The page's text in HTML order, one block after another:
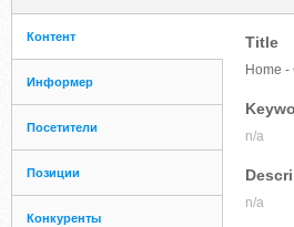
Контент
Информер
Посетители
Позиции
Конкуренты
Title
Home -
n/a
n/a